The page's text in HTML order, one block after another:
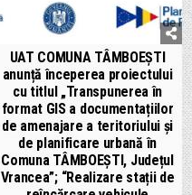
UAT COMUNA TÂMBOEȘTI
anunță începerea proiectului
cu titlul „Transpunerea în
format GIS a documentațiilor
de amenajare a teritoriului și
de planificare urbană în
Comuna TÂMBOEŞTI, Județul
Vrancea”; “Realizare stații de